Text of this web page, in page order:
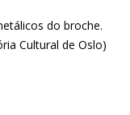
do broche.
Cultural de Oslo)